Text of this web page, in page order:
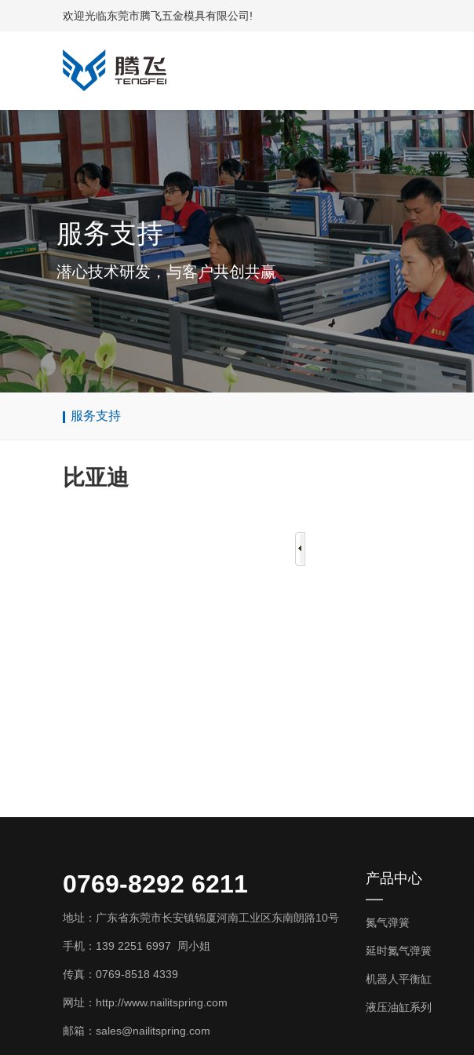
欢迎光临东莞市腾飞五金模具有限公司!
服务支持
潜心技术研发，与客户共创共赢
服务支持
比亚迪
0769-8292 6211
地址：广东省东莞市长安镇锦厦河南工业区东南朗路10号
手机：139 2251 6997 周小姐
传真：0769-8518 4339
网址：http://www.nailitspring.com
邮箱：sales@nailitspring.com
产品中心
氮气弹簧
延时氮气弹簧
机器人平衡缸
液压油缸系列